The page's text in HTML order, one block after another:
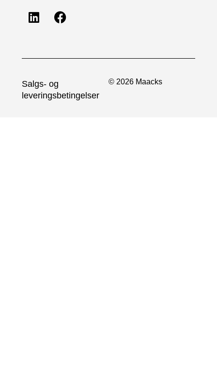
© 2026 Maacks
Salgs- og
leveringsbetingelser